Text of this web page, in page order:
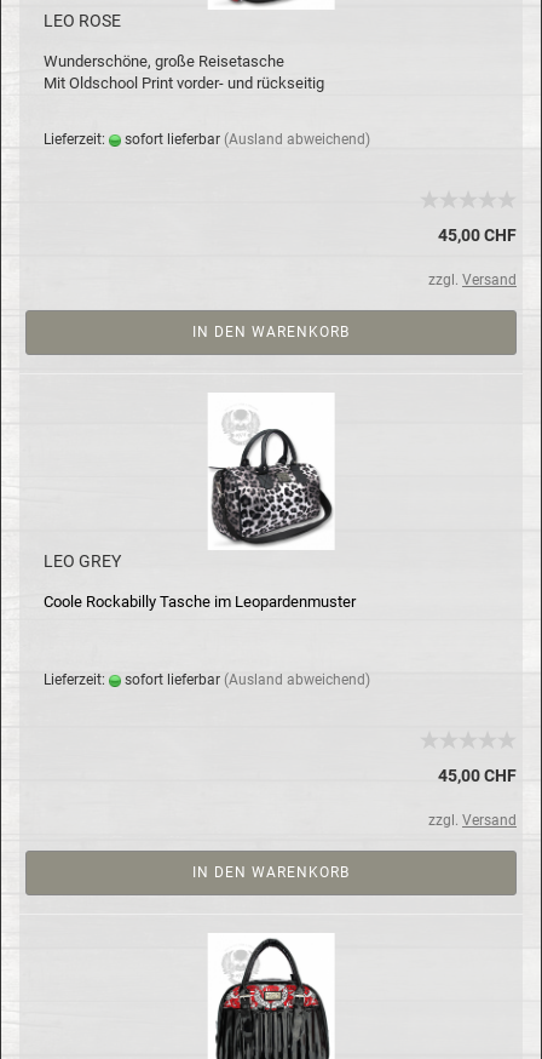
LEO ROSE
Wun­der­schö­ne, große Rei­se­ta­sche
Mit Old­school Print vorder-​ und rück­sei­tig
Lie­fer­zeit: so­fort lie­fer­bar (Aus­land ab­wei­chend)
45,00 CHF
zzgl. Versand
IN DEN WARENKORB
LEO GREY
Coole Rocka­bil­ly Ta­sche im Leo­par­den­mus­ter
Lie­fer­zeit: so­fort lie­fer­bar (Aus­land ab­wei­chend)
45,00 CHF
zzgl. Versand
IN DEN WARENKORB